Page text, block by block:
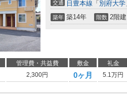
交通 日豊本線 「 別府大学
築年 築14年 階数 2階建
管理費・共益費 敷金 礼金
2,300円 0ヶ月 5.1万円